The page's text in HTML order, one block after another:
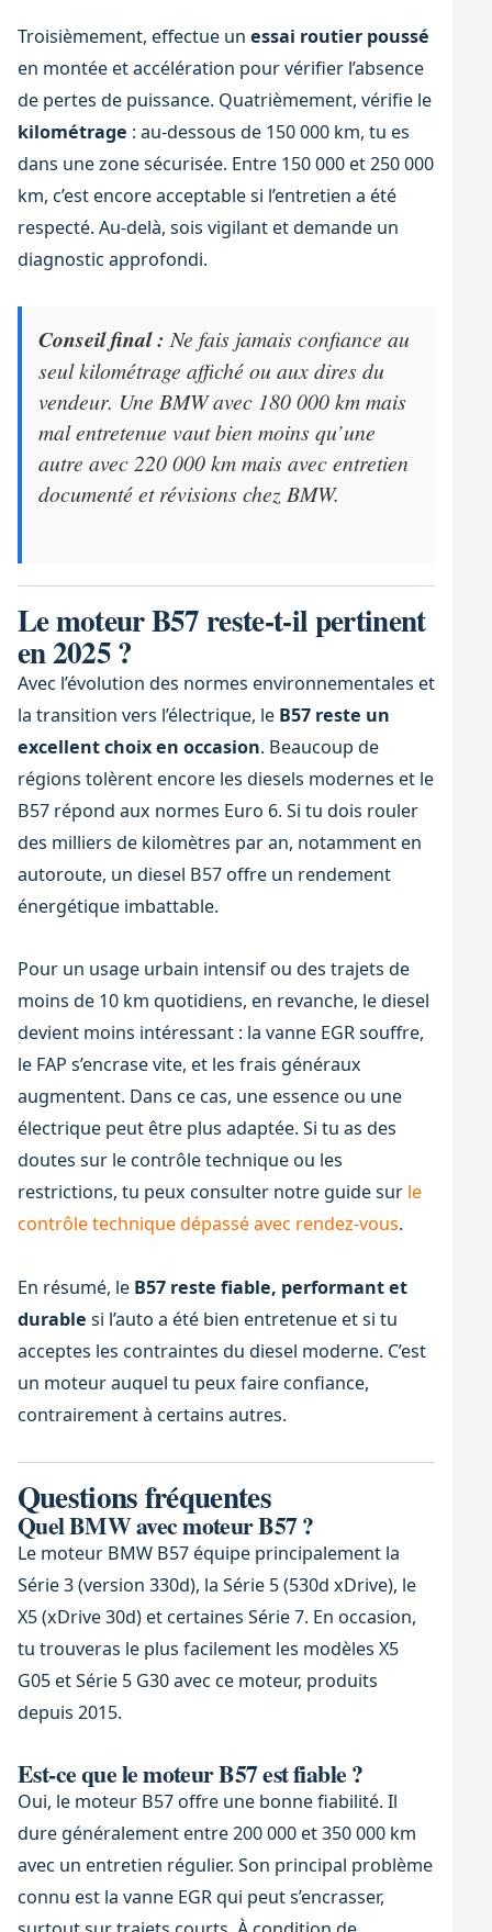
Troisièmement, effectue un essai routier poussé
en montée et accélération pour vérifier l’absence
de pertes de puissance. Quatrièmement, vérifie le
kilométrage : au-dessous de 150 000 km, tu es
dans une zone sécurisée. Entre 150 000 et 250 000
km, c’est encore acceptable si l’entretien a été
respecté. Au-delà, sois vigilant et demande un
diagnostic approfondi.
Conseil final : Ne fais jamais confiance au
seul kilométrage affiché ou aux dires du
vendeur. Une BMW avec 180 000 km mais
mal entretenue vaut bien moins qu’une
autre avec 220 000 km mais avec entretien
documenté et révisions chez BMW.
Le moteur B57 reste-t-il pertinent
en 2025 ?
Avec l’évolution des normes environnementales et
la transition vers l’électrique, le B57 reste un
excellent choix en occasion. Beaucoup de
régions tolèrent encore les diesels modernes et le
B57 répond aux normes Euro 6. Si tu dois rouler
des milliers de kilomètres par an, notamment en
autoroute, un diesel B57 offre un rendement
énergétique imbattable.
Pour un usage urbain intensif ou des trajets de
moins de 10 km quotidiens, en revanche, le diesel
devient moins intéressant : la vanne EGR souffre,
le FAP s’encrase vite, et les frais généraux
augmentent. Dans ce cas, une essence ou une
électrique peut être plus adaptée. Si tu as des
doutes sur le contrôle technique ou les
restrictions, tu peux consulter notre guide sur le
contrôle technique dépassé avec rendez-vous.
En résumé, le B57 reste fiable, performant et
durable si l’auto a été bien entretenue et si tu
acceptes les contraintes du diesel moderne. C’est
un moteur auquel tu peux faire confiance,
contrairement à certains autres.
Questions fréquentes
Quel BMW avec moteur B57 ?
Le moteur BMW B57 équipe principalement la
Série 3 (version 330d), la Série 5 (530d xDrive), le
X5 (xDrive 30d) et certaines Série 7. En occasion,
tu trouveras le plus facilement les modèles X5
G05 et Série 5 G30 avec ce moteur, produits
depuis 2015.
Est-ce que le moteur B57 est fiable ?
Oui, le moteur B57 offre une bonne fiabilité. Il
dure généralement entre 200 000 et 350 000 km
avec un entretien régulier. Son principal problème
connu est la vanne EGR qui peut s’encrasser,